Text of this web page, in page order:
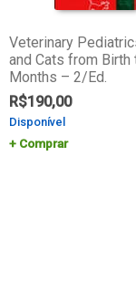
Veterinary
and Cats from Birth
Months – 2/Ed.
R$190,00
Disponível
Comprar